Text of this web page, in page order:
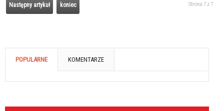
Następny artykuł koniec Strona 7 z 7
POPULARNE KOMENTARZE